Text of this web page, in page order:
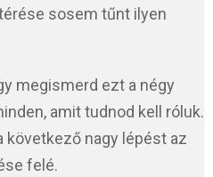
sosem tűnt ilyen
megismerd ezt a négy
amit tudnod kell róluk.
következő nagy lépést az
felé.